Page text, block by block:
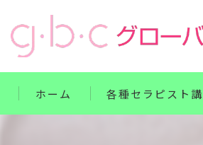
ホーム 各種セラピスト